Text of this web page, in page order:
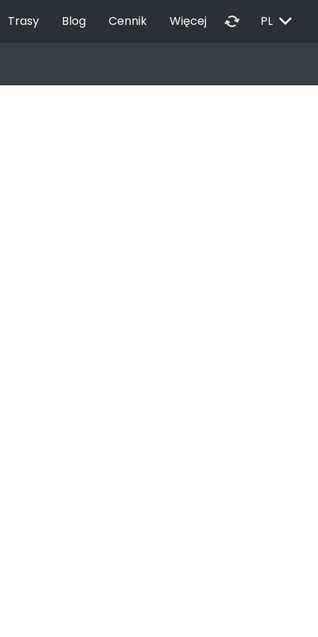
Trasy Blog Cennik Więcej autorenew PL EXPAND_MORE